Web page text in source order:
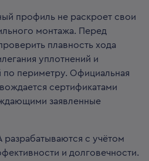
профиль не раскроет свои
монтажа. Перед
плавность хода
уплотнений и
по периметру. Официальная
сертификатами
заявленные
с учётом
и долговечности.